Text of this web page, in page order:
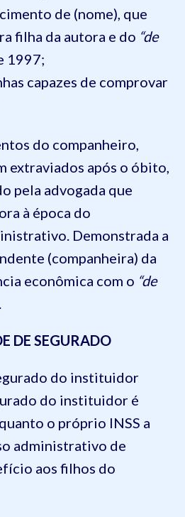
de (nome), que
filha da autora e do “de
1997;
capazes de comprovar
do companheiro,
extraviados após o óbito,
pela advogada que
à época do
Demonstrada a
(companheira) da
econômica com o “de
DE SEGURADO
do instituidor
do instituidor é
o próprio INSS a
administrativo de
aos filhos do